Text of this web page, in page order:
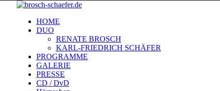
HOME
DUO
RENATE BROSCH
KARL-FRIEDRICH SCHÄFER
PROGRAMME
GALERIE
PRESSE
CD / DvD